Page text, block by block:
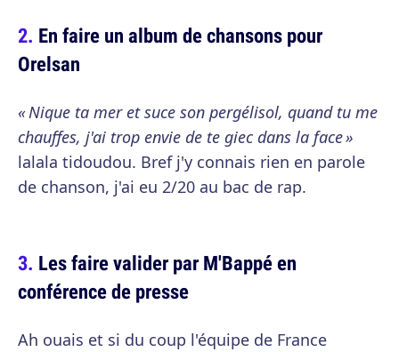
En faire un album de chansons pour
Orelsan
« Nique ta mer et suce son pergélisol, quand tu me
chauffes, j'ai trop envie de te giec dans la face »
lalala tidoudou. Bref j'y connais rien en parole
de chanson, j'ai eu 2/20 au bac de rap.
Les faire valider par M'Bappé en
conférence de presse
Ah ouais et si du coup l'équipe de France